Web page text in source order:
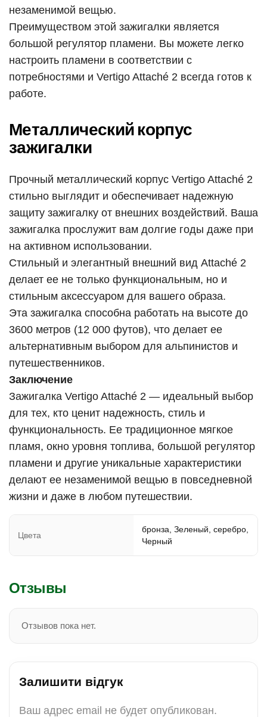
незаменимой вещью.
Преимуществом этой зажигалки является
большой регулятор пламени. Вы можете легко
настроить пламени в соответствии с
потребностями и Vertigo Attaché 2 всегда готов к
работе.
Металлический корпус
зажигалки
Прочный металлический корпус Vertigo Attaché 2
стильно выглядит и обеспечивает надежную
защиту зажигалку от внешних воздействий. Ваша
зажигалка прослужит вам долгие годы даже при
на активном использовании.
Стильный и элегантный внешний вид Attaché 2
делает ее не только функциональным, но и
стильным аксессуаром для вашего образа.
Эта зажигалка способна работать на высоте до
3600 метров (12 000 футов), что делает ее
альтернативным выбором для альпинистов и
путешественников.
Заключение
Зажигалка Vertigo Attaché 2 — идеальный выбор
для тех, кто ценит надежность, стиль и
функциональность. Ее традиционное мягкое
пламя, окно уровня топлива, большой регулятор
пламени и другие уникальные характеристики
делают ее незаменимой вещью в повседневной
жизни и даже в любом путешествии.
Цвета
бронза, Зеленый, серебро,
Черный
Отзывы
Отзывов пока нет.
Залишити відгук
Ваш адрес email не будет опубликован.